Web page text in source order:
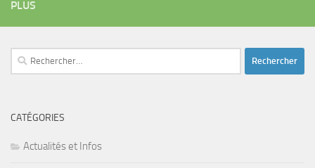
PLUS
Rechercher :
CATÉGORIES
Actualités et Infos